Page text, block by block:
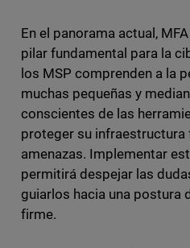
En el panorama actual,
pilar fundamental para la
los MSP comprenden a la
muchas pequeñas y
conscientes de las
proteger su infraestructura
amenazas. Implementar
permitirá despejar las
guiarlos hacia una postura
firme.